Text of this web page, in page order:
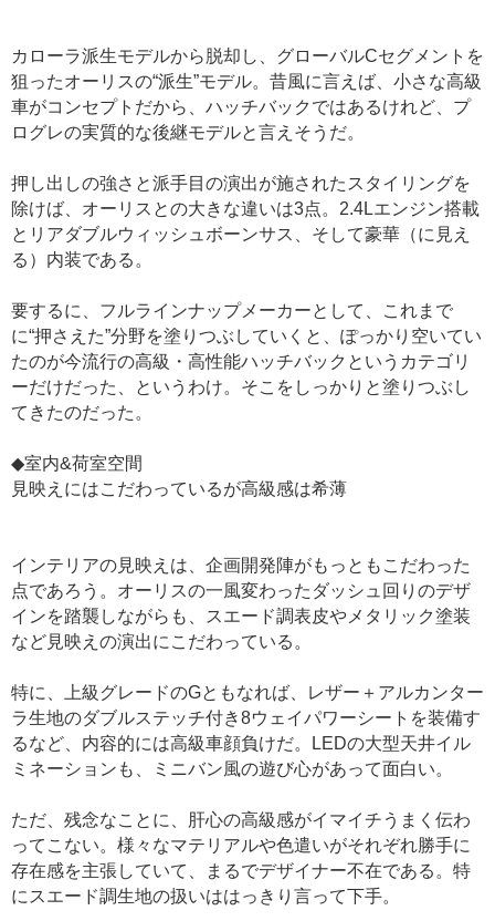
カローラ派生モデルから脱却し、グローバルCセグメントを
狙ったオーリスの“派生”モデル。昔風に言えば、小さな高級
車がコンセプトだから、ハッチバックではあるけれど、プ
ログレの実質的な後継モデルと言えそうだ。
押し出しの強さと派手目の演出が施されたスタイリングを
除けば、オーリスとの大きな違いは3点。2.4Lエンジン搭載
とリアダブルウィッシュボーンサス、そして豪華（に見え
る）内装である。
要するに、フルラインナップメーカーとして、これまで
に“押さえた”分野を塗りつぶしていくと、ぽっかり空いてい
たのが今流行の高級・高性能ハッチバックというカテゴリ
ーだけだった、というわけ。そこをしっかりと塗りつぶし
てきたのだった。
◆室内&荷室空間
見映えにはこだわっているが高級感は希薄
インテリアの見映えは、企画開発陣がもっともこだわった
点であろう。オーリスの一風変わったダッシュ回りのデザ
インを踏襲しながらも、スエード調表皮やメタリック塗装
など見映えの演出にこだわっている。
特に、上級グレードのGともなれば、レザー＋アルカンター
ラ生地のダブルステッチ付き8ウェイパワーシートを装備す
るなど、内容的には高級車顔負けだ。LEDの大型天井イル
ミネーションも、ミニバン風の遊び心があって面白い。
ただ、残念なことに、肝心の高級感がイマイチうまく伝わ
ってこない。様々なマテリアルや色遣いがそれぞれ勝手に
存在感を主張していて、まるでデザイナー不在である。特
にスエード調生地の扱いははっきり言って下手。